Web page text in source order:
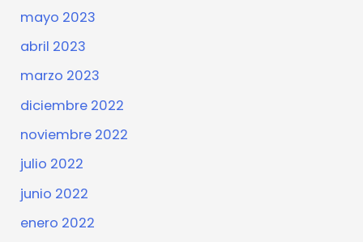
mayo 2023
abril 2023
marzo 2023
diciembre 2022
noviembre 2022
julio 2022
junio 2022
enero 2022